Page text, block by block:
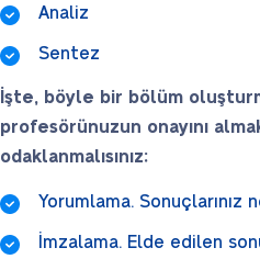
Analiz
Sentez
İşte, böyle bir bölüm
profesörünuzun onayını
odaklanmalısınız:
Yorumlama. Sonuçlarınız
İmzalama. Elde edilen